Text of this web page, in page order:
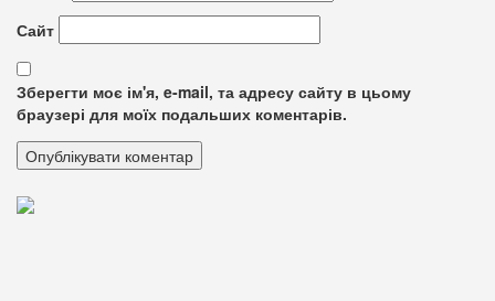
Сайт
Зберегти моє ім'я, e-mail, та адресу сайту в цьому
браузері для моїх подальших коментарів.